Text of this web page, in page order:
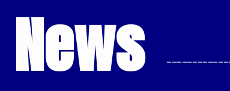
News